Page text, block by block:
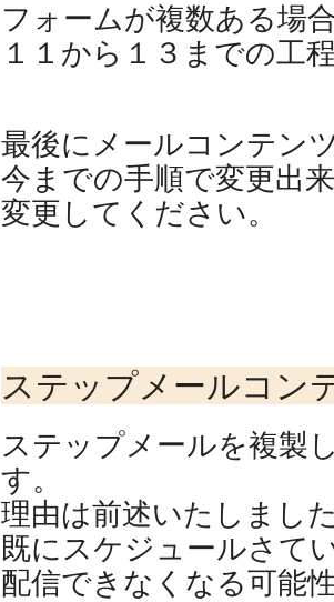
フォームが複数ある場
１１から１３までの工
最後にメールコンテン
今までの手順で変更出
変更してください。
ステップメールコン
ステップメールを複製
す。
理由は前述いたしまし
既にスケジュールさて
配信できなくなる可能